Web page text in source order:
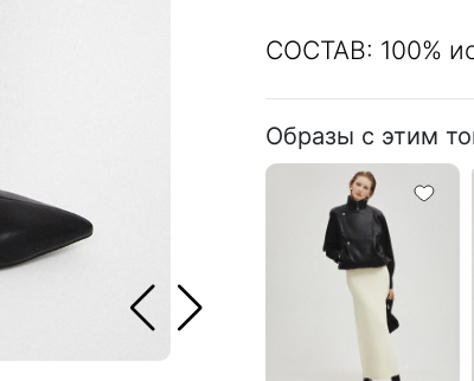
СОСТАВ: 100%
Образы с этим